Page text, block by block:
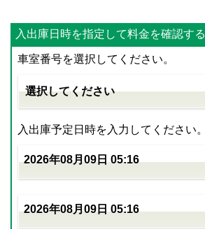
入出庫日時を指定して料金を確認する
車室番号を選択してください。
入出庫予定日時を入力してください。